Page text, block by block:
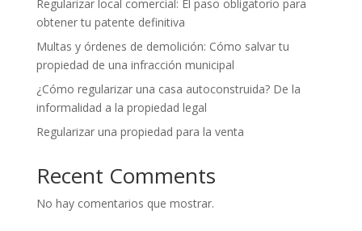
Regularizar local comercial: El paso obligatorio para
obtener tu patente definitiva
Multas y órdenes de demolición: Cómo salvar tu
propiedad de una infracción municipal
¿Cómo regularizar una casa autoconstruida? De la
informalidad a la propiedad legal
Regularizar una propiedad para la venta
Recent Comments
No hay comentarios que mostrar.